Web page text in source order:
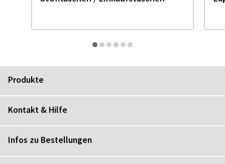
Produkte
Kontakt & Hilfe
Infos zu Bestellungen